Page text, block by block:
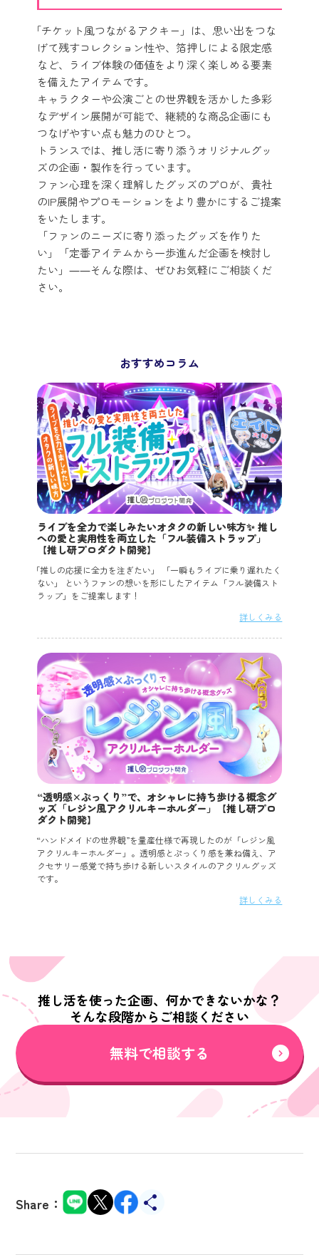
「チケット風つながるアクキー」は、思い出をつな
げて残すコレクション性や、箔押しによる限定感
など、ライブ体験の価値をより深く楽しめる要素
を備えたアイテムです。
キャラクターや公演ごとの世界観を活かした多彩
なデザイン展開が可能で、継続的な商品企画にも
つなげやすい点も魅力のひとつ。
トランスでは、推し活に寄り添うオリジナルグッ
ズの企画・製作を行っています。
ファン心理を深く理解したグッズのプロが、貴社
のIP展開やプロモーションをより豊かにするご提案
をいたします。
「ファンのニーズに寄り添ったグッズを作りた
い」「定番アイテムから一歩進んだ企画を検討し
たい」――そんな際は、ぜひお気軽にご相談くだ
さい。
おすすめコラム
ライブを全力で楽しみたいオタクの新しい味方✨ 推し
への愛と実用性を両立した「フル装備ストラップ」
【推し研プロダクト開発】
「推しの応援に全力を注ぎたい」 「一瞬もライブに乗り遅れたく
ない」 というファンの想いを形にしたアイテム「フル装備スト
ラップ」をご提案します！
詳しくみる
“透明感×ぷっくり”で、オシャレに持ち歩ける概念グ
ッズ「レジン風アクリルキーホルダー」【推し研プロ
ダクト開発】
“ハンドメイドの世界観”を量産仕様で再現したのが「レジン風
アクリルキーホルダー」。透明感とぷっくり感を兼ね備え、ア
クセサリー感覚で持ち歩ける新しいスタイルのアクリルグッズ
です。
詳しくみる
推し活を使った企画、何かできないかな？
そんな段階からご相談ください
無料で相談する
Share：